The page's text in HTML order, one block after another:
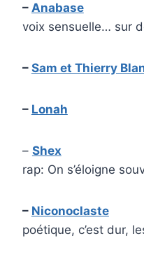
– Anabase
voix sensuelle… sur
– Sam et Thierry
– Lonah
– Shex
rap: On s’éloigne
– Niconoclaste
poétique, c’est dur,